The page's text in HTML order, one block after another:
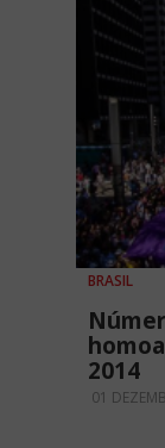
BRASIL
2014
01